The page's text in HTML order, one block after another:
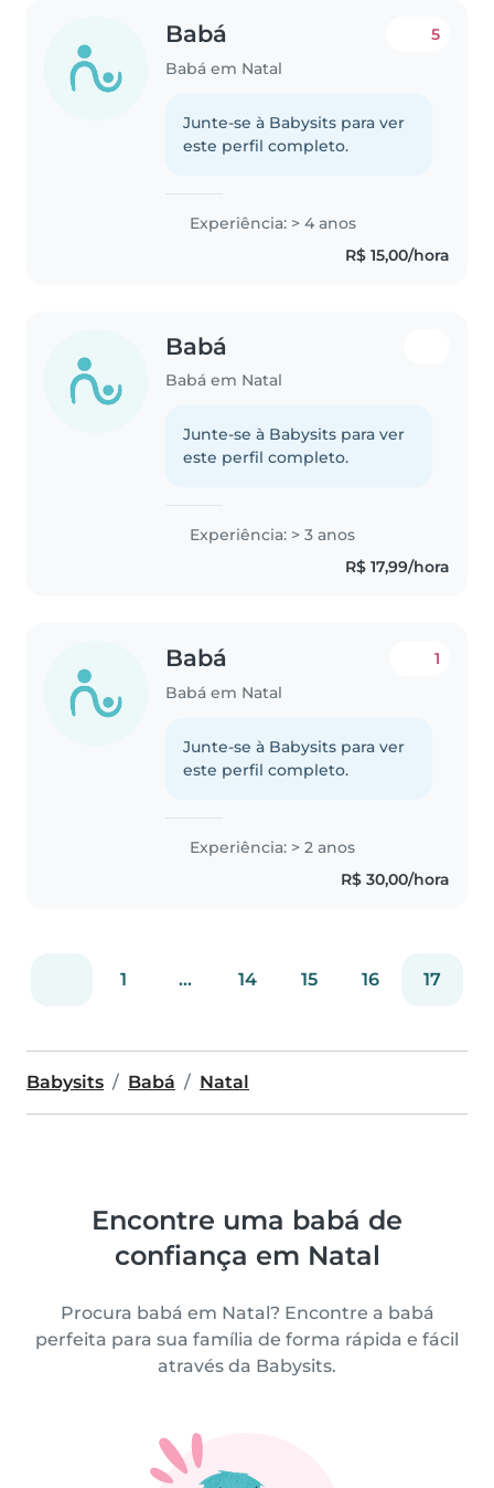
Babá
Babá em Natal
5
Junte-se à Babysits para ver
este perfil completo.
Experiência: > 4 anos
R$ 15,00/hora
Babá
Babá em Natal
Junte-se à Babysits para ver
este perfil completo.
Experiência: > 3 anos
R$ 17,99/hora
Babá
Babá em Natal
1
Junte-se à Babysits para ver
este perfil completo.
Experiência: > 2 anos
R$ 30,00/hora
1 ... 14 15 16 17
Babysits Babá Natal
Encontre uma babá de
confiança em Natal
Procura babá em Natal? Encontre a babá
perfeita para sua família de forma rápida e fácil
através da Babysits.